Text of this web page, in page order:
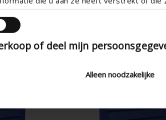
of deel mijn
Alleen noodzakelijke